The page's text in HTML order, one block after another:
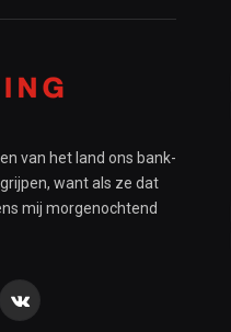
van het land ons bank-
want als ze dat
mij morgenochtend
VKontakte